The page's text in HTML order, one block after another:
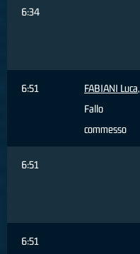
6:34
6:51 FABIANI Luca,
Fallo
commesso
6:51
6:51